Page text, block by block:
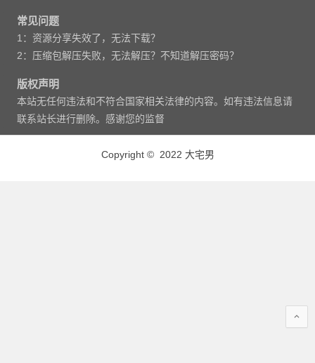
常见问题
1：资源分享失效了，无法下载？
2：压缩包解压失败，无法解压？不知道解压密码？
版权声明
本站无任何违法和不符合国家相关法律的内容。如有违法信息请
联系站长进行删除。感谢您的监督
Copyright © 2022 大宅男